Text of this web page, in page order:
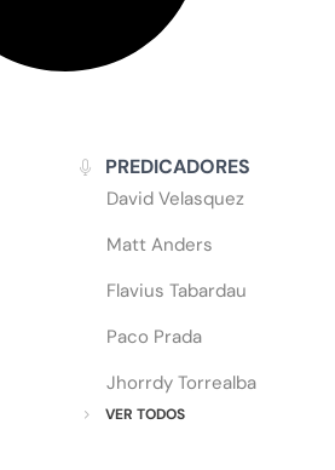
PREDICADORES
David Velasquez
Matt Anders
Flavius Tabardau
Paco Prada
Jhorrdy Torrealba
VER TODOS